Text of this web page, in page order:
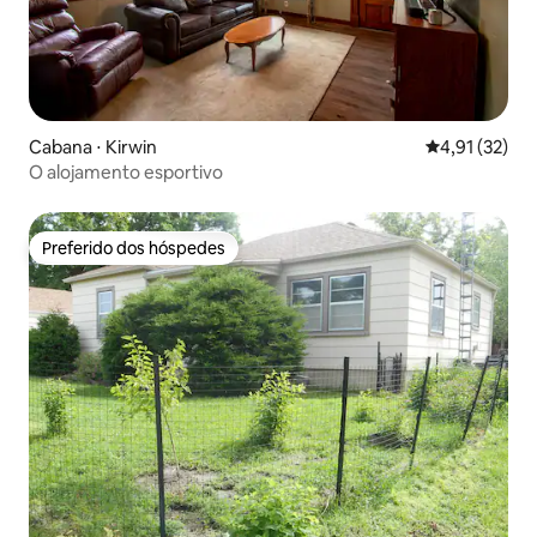
Cabana ⋅ Kirwin 4,91 de uma
4,91 (32)
O alojamento esportivo
Preferido dos hóspedes
Preferido dos hóspedes